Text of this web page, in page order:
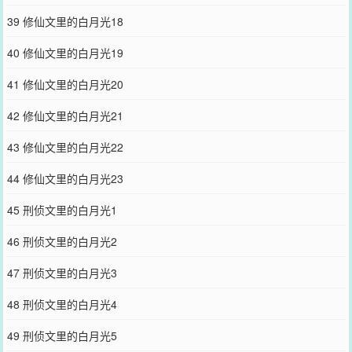
39 修仙文里的白月光18
40 修仙文里的白月光19
41 修仙文里的白月光20
42 修仙文里的白月光21
43 修仙文里的白月光22
44 修仙文里的白月光23
45 刑侦文里的白月光1
46 刑侦文里的白月光2
47 刑侦文里的白月光3
48 刑侦文里的白月光4
49 刑侦文里的白月光5